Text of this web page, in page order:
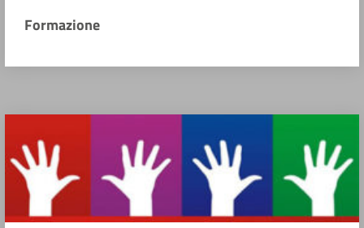
Formazione